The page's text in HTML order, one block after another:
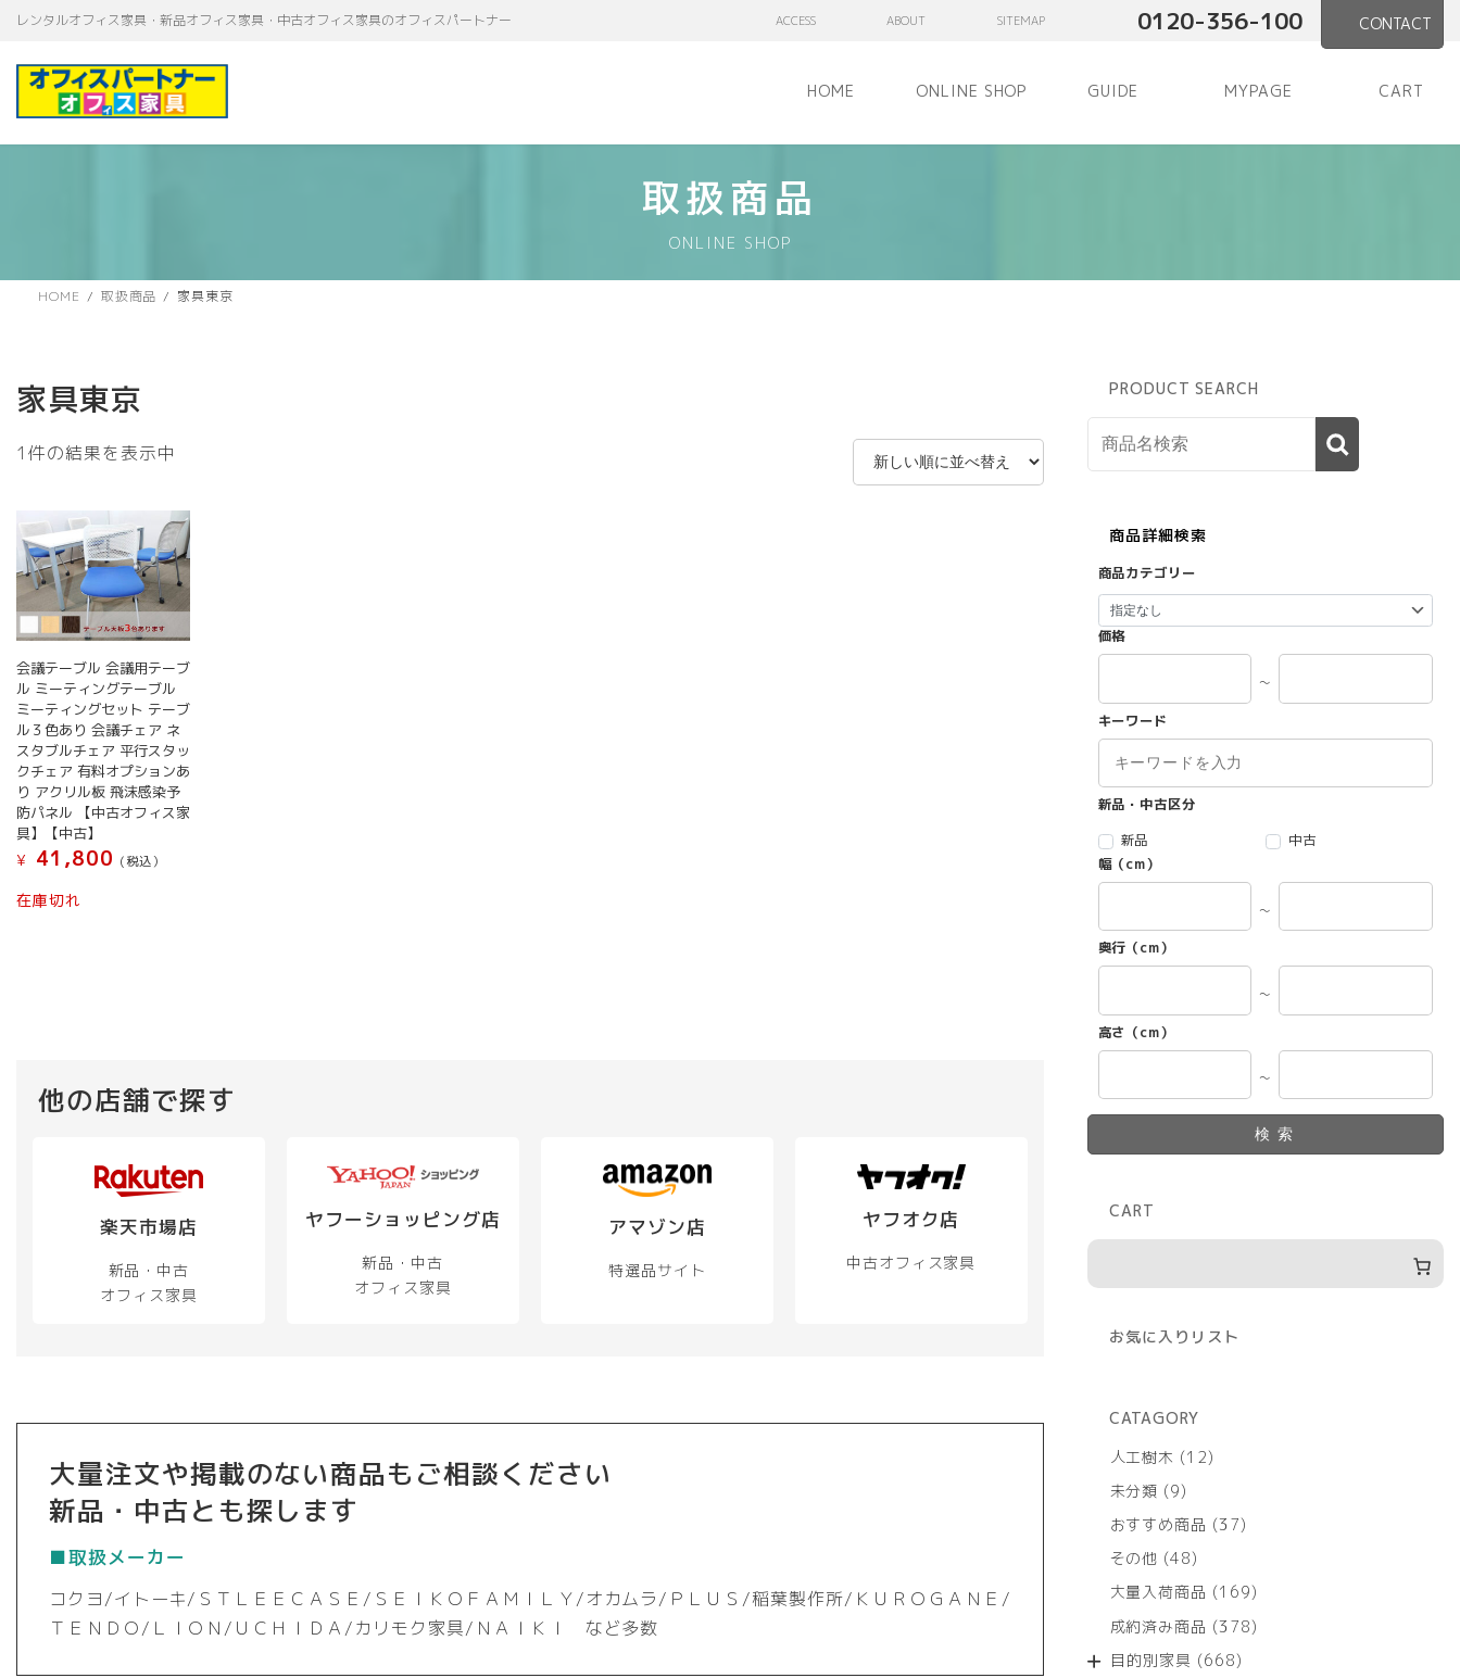
テ
ゲ
レンタルオフィス家具・新品オフィス家具・中古オフィス家具のオフィスパートナー ACCESS ABOUT SITEMAP 0120-356-100 CONTACT
HOME ONLINE SHOP GUIDE MYPAGE CART
取扱商品
ONLINE SHOP
HOME 取扱商品 家具東京
家具東京
1件の結果を表示中
会議テーブル 会議用テーブ
ル ミーティングテーブル
ミーティングセット テーブ
ル３色あり 会議チェア ネ
スタブルチェア 平行スタッ
クチェア 有料オプションあ
り アクリル板 飛沫感染予
防パネル 【中古オフィス家
具】【中古】
¥
41,800 (税込）
在庫切れ
他の店舗で探す
楽天市場店
新品・中古
オフィス家具
ヤフーショッピング店
新品・中古
オフィス家具
アマゾン店
特選品サイト
ヤフオク店
中古オフィス家具
大量注文や掲載のない商品もご相談ください
新品・中古とも探します
■取扱メーカー
コクヨ/イトーキ/ＳＴＬＥＥＣＡＳＥ/ＳＥＩＫＯＦＡＭＩＬＹ/オカムラ/ＰＬＵＳ/稲葉製作所/ＫＵＲＯＧＡＮＥ/
ＴＥＮＤＯ/ＬＩＯＮ/ＵＣＨＩＤＡ/カリモク家具/ＮＡＩＫＩ など多数
PRODUCT SEARCH
商品詳細検索
商品カテゴリー
価格
～
キーワード
新品・中古区分
新品
中古
幅（cm）
～
奥行（cm）
～
高さ（cm）
～
検索
CART
お気に入りリスト
CATAGORY
人工樹木
1212
商
未分類 99
の
商
おすすめ商品 3737
商
その他 4848
の
商
大量入荷商品 169169
の
成約済み商品 378378
目的別家具 668668